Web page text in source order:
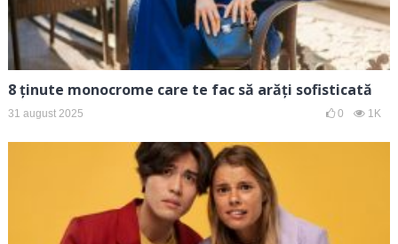
8 ținute monocrome care te fac să arăți sofisticată
31 august 2025 0 1K